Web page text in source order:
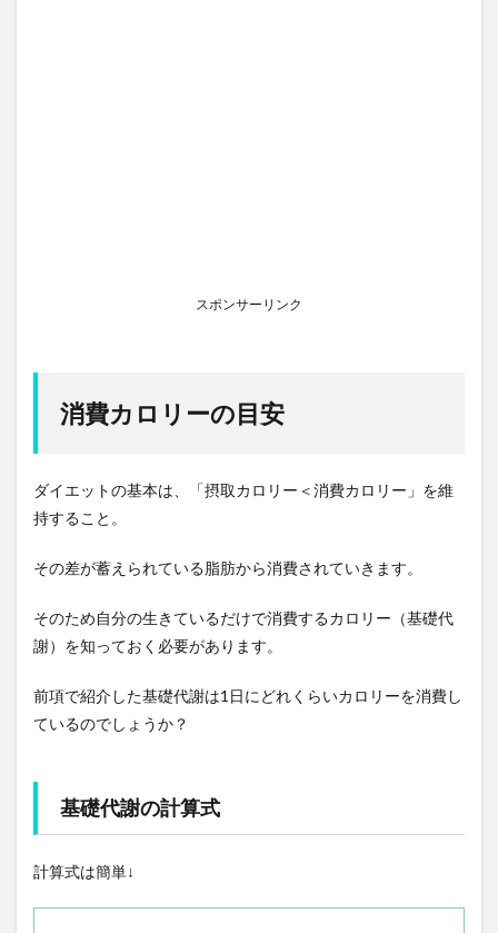
スポンサーリンク
消費カロリーの目安
ダイエットの基本は、「摂取カロリー＜消費カロリー」を維
持すること。
その差が蓄えられている脂肪から消費されていきます。
そのため自分の生きているだけで消費するカロリー（基礎代
謝）を知っておく必要があります。
前項で紹介した基礎代謝は1日にどれくらいカロリーを消費し
ているのでしょうか？
基礎代謝の計算式
計算式は簡単↓